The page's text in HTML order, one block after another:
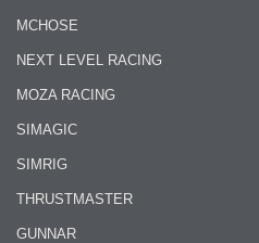
MCHOSE
NEXT LEVEL RACING
MOZA RACING
SIMAGIC
SIMRIG
THRUSTMASTER
GUNNAR